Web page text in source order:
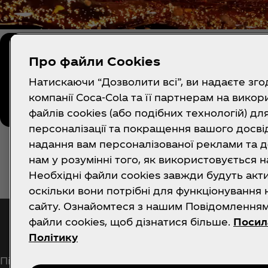
Слідкуй за нами
Отримувати
Підпишіться зараз, щоб отримати ексклюзивний
Про файли Cookies
Натискаючи “Дозволити всі”, ви надаєте
компанії Coca‑Cola та її партнерам на
файлів cookies (або подібних технологій)
персоналізації та покращення вашого
надання вам персоналізованої реклами та
нам у розумінні того, як використовується
Необхідні файли cookies завжди будуть
оскільки вони потрібні для функціонування
сайту. Ознайомтеся з нашим
файли cookies, щоб дізнатися більше.
Політику